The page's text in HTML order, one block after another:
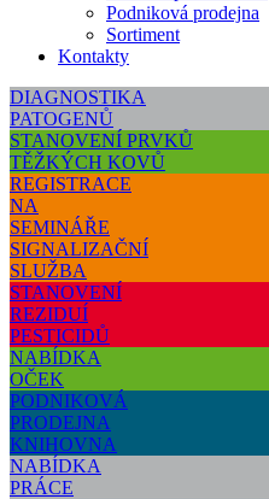
Podniková prodejna
Sortiment
Kontakty
DIAGNOSTIKA
PATOGENŮ
STANOVENÍ PRVKŮ
TĚŽKÝCH KOVŮ
REGISTRACE
NA
SEMINÁŘE
SIGNALIZAČNÍ
SLUŽBA
STANOVENÍ
REZIDUÍ
PESTICIDŮ
NABÍDKA
OČEK
PODNIKOVÁ
PRODEJNA
KNIHOVNA
NABÍDKA
PRÁCE